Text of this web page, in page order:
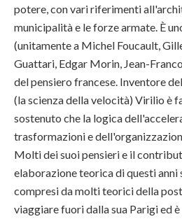
potere, con vari riferimenti
municipalità e le forze armate. È
(unitamente a Michel Foucault,
Guattari, Edgar Morin, Jean-
del pensiero francese. Inventore
(la scienza della velocità) Virilio è
sostenuto che la logica
trasformazioni e
Molti dei suoi pensieri e il
elaborazione teorica di questi anni
compresi da molti teorici della
viaggiare fuori dalla sua Parigi ed